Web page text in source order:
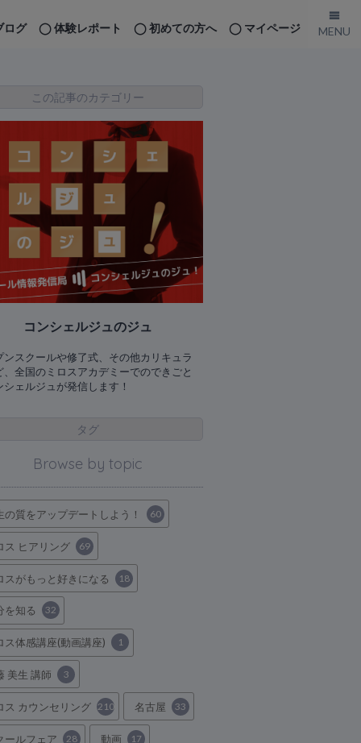
マイページ
初めての方へ
体験レポート
ログ
この記事のカテゴリー
コンシェルジュのジュ
ンスクールや修了式、その他カリキュラ
、全国のミロスアカデミーでのできごと
シェルジュが発信します！
タグ
Browse by topic
の質をアップデートしよう！ 60
ス ヒアリング 69
スがもっと好きになる 18
を知る 32
ス体感講座(動画講座) 1
美生 講師 3
ス カウンセリング 210 名古屋 33
ールフェア 28 動画 17